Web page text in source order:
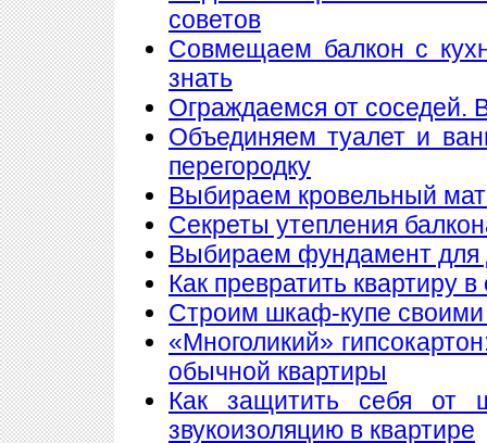
советов
Совмещаем балкон с
знать
Ограждаемся от соседей.
Объединяем туалет и
перегородку
Выбираем кровельный
Секреты утепления
Выбираем фундамент для
Как превратить квартиру
Строим шкаф-купе
«Многоликий»
обычной квартиры
Как защитить себя от
звукоизоляцию в квартире